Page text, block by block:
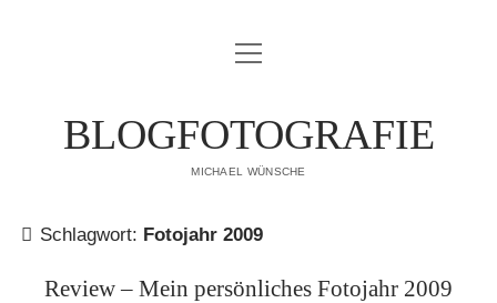
IMPRESSUM
Menü
öffnen
BLOGFOTOGRAFIE
MICHAEL WÜNSCHE
Schlagwort: Fotojahr 2009
Review – Mein persönliches Fotojahr 2009